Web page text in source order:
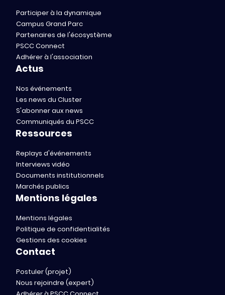
Participer à la dynamique
Campus Grand Parc
Partenaires de l'écosystème
PSCC Connect
Adhérer à l'association
Actus
Nos événements
Les news du Cluster
S'abonner aux news
Communiqués du PSCC
Ressources
Replays d'événements
Interviews vidéo
Documents institutionnels
Marchés publics
Mentions légales
Mentions légales
Politique de confidentialités
Gestions des cookies
Contact
Postuler (projet)
Nous rejoindre (expert)